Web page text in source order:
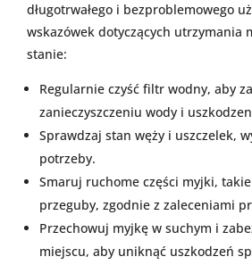
długotrwałego i bezproblemowego
wskazówek dotyczących utrzymania
stanie:
Regularnie czyść filtr wodny, aby
zanieczyszczeniu wody i
Sprawdzaj stan węży i uszczelek,
potrzeby.
Smaruj ruchome części myjki, takie
przeguby, zgodnie z zaleceniami
Przechowuj myjkę w suchym i
miejscu, aby uniknąć uszkodzeń